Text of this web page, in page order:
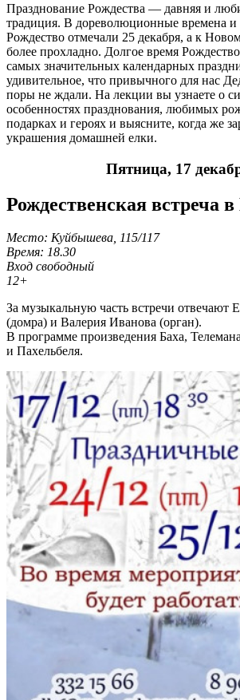
Празднование Рождества — давняя и
традиция. В дореволюционные времена и
Рождество отмечали 25 декабря, а к
более прохладно. Долгое время
самых значительных календарных
удивительное, что привычного для нас
поры не ждали. На лекции вы узнаете о
особенностях празднования, любимых
подарках и героях и выясните, когда же
украшения домашней елки.
Пятница, 17
Рождественская встреча
Место: Куйбышева, 115/117
Время: 18.30
Вход свободный
12+
За музыкальную часть встречи отвечают
(домра) и Валерия Иванова (орган).
В программе произведения Баха,
и Пахельбеля.